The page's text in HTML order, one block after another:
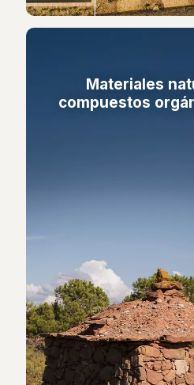
Materiales
compuestos